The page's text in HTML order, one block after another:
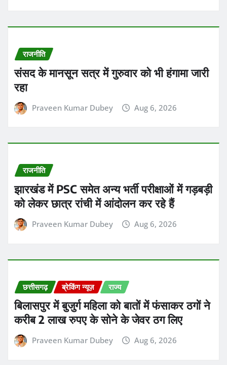
राजनीति
संसद के मानसून सत्र में गुरुवार को भी हंगामा जारी
रहा
Praveen Kumar Dubey Aug 6, 2026
राजनीति
झारखंड में PSC समेत अन्य भर्ती परीक्षाओं में गड़बड़ी
को लेकर छात्र रांची में आंदोलन कर रहे हैं
Praveen Kumar Dubey Aug 6, 2026
छत्तीसगढ़ ब्रेकिंग न्यूज़ राज्य
बिलासपुर में बुजुर्ग महिला को बातों में फंसाकर ठगों ने
करीब 2 लाख रुपए के सोने के जेवर ठग लिए
Praveen Kumar Dubey Aug 6, 2026